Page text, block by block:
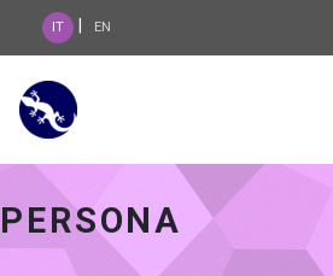
IT EN
Geca 3.0 - go to
PERSONA